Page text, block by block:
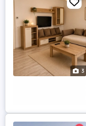
3